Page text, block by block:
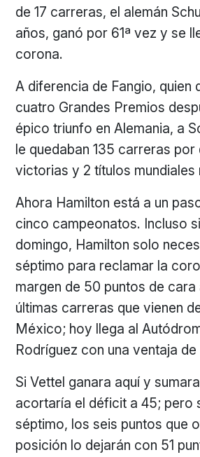
de 17 carreras, el alemán
años, ganó por 61ª vez y se
corona.
A diferencia de Fangio, quien
cuatro Grandes Premios
épico triunfo en Alemania, a
le quedaban 135 carreras
victorias y 2 títulos mundiales
Ahora Hamilton está a un
cinco campeonatos. Incluso
domingo, Hamilton solo
séptimo para reclamar la
margen de 50 puntos de cara
últimas carreras que vienen
México; hoy llega al
Rodríguez con una ventaja
Si Vettel ganara aquí y
acortaría el déficit a 45; pero
séptimo, los seis puntos que
posición lo dejarán con 51